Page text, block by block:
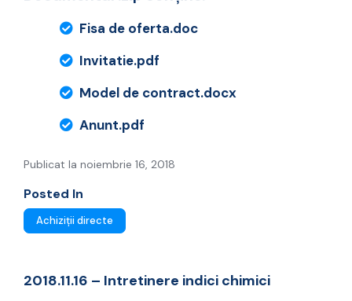
Fisa de oferta.doc
Invitatie.pdf
Model de contract.docx
Anunt.pdf
Publicat la noiembrie 16, 2018
Posted In
Achiziții directe
2018.11.16 – Intretinere indici chimici